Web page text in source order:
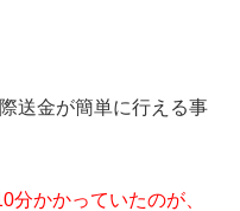
送金が簡単に行える事
分かかっていたのが、